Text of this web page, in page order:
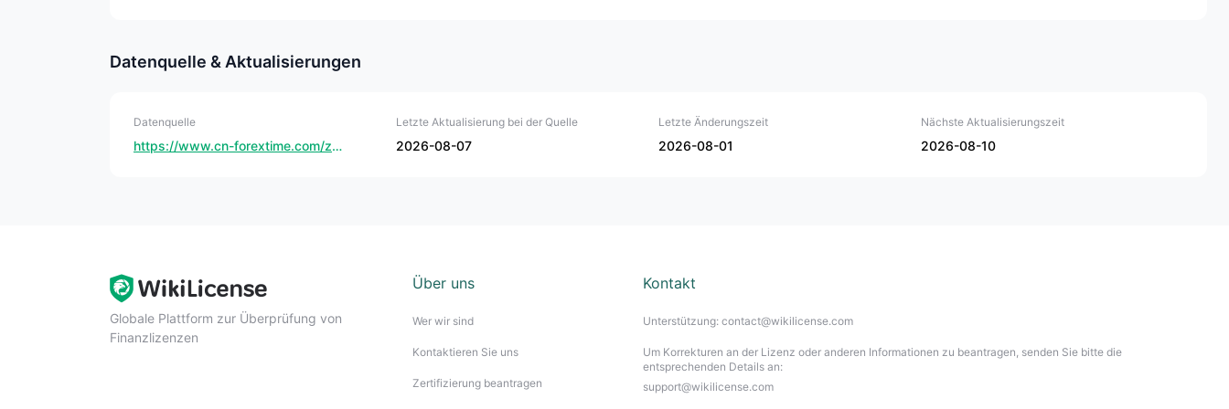
Reguliert durch FCA und FSC (Offshore) Hohe Mindesteinzahlung
Mehrere Einzahlungs- und Auszahlungsoptionen
Datenquelle & Aktualisierungen
Datenquelle
https://www.cn-forextime.com/zh?utm_source=fxeye.com&utm_medium=text-link&utm_campaign=en-official-website&utm_blocka=mediabuy&utm_term=profilepage
Letzte Aktualisierung bei der Quelle
2026-08-07
Letzte Änderungszeit
2026-08-01
Nächste Aktualisierungszeit
2026-08-10
Globale Plattform zur Überprüfung von
Finanzlizenzen
Über uns
Wer wir sind
Kontaktieren Sie uns
Zertifizierung beantragen
Kontakt
Unterstützung: contact@wikilicense.com
Um Korrekturen an der Lizenz oder anderen Informationen zu beantragen, senden Sie bitte die
entsprechenden Details an:
support@wikilicense.com